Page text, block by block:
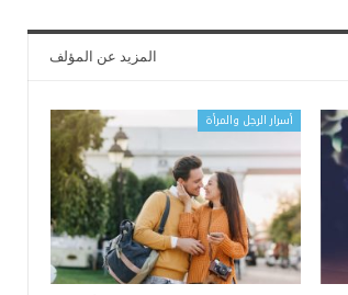
المزيد عن المؤلف
أسرار الرجل والمرأة